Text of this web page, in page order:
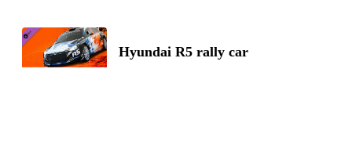
Hyundai R5 rally car